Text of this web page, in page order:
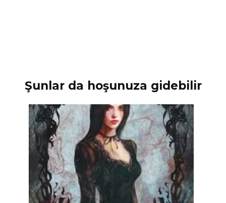
Şunlar da hoşunuza gidebilir